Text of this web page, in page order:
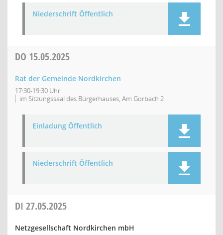
Niederschrift Öffentlich
DO 15.05.2025
Rat der Gemeinde Nordkirchen
17:30-19:30 Uhr
im Sitzungssaal des Bürgerhauses, Am Gorbach 2
Einladung Öffentlich
Niederschrift Öffentlich
DI 27.05.2025
Netzgesellschaft Nordkirchen mbH